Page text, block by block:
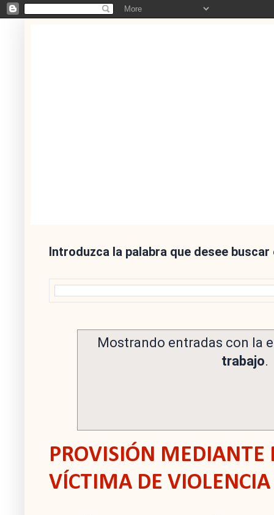
Introduzca la palabra que desee
Mostrando entradas con la
trabajo.
PROVISIÓN
VÍCTIMA DE VIOLENCIA